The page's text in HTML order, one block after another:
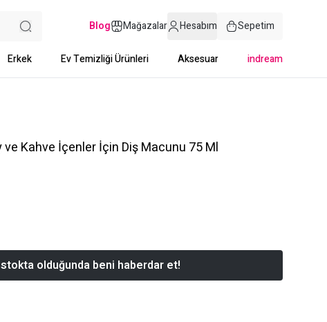
Blog Mağazalar Hesabım Sepetim
Erkek Ev Temizliği Ürünleri Aksesuar indream
ve Kahve İçenler İçin Diş Macunu 75 Ml
olduğunda beni haberdar et!